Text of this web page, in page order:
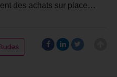
des achats sur place…